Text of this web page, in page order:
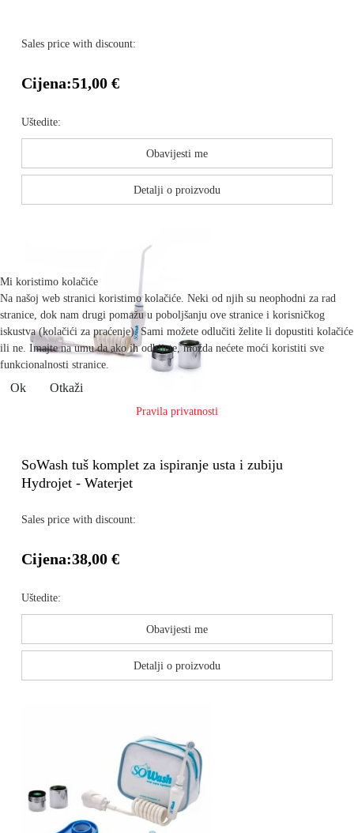
Sales price with discount:
Cijena:51,00 €
Uštedite:
Obavijesti me
Detalji o proizvodu
SoWash tuš komplet za ispiranje usta i zubiju
Hydrojet - Waterjet
Sales price with discount:
Cijena:38,00 €
Uštedite:
Obavijesti me
Detalji o proizvodu
Mi koristimo kolačiće
Na našoj web stranici koristimo kolačiće. Neki od njih su neophodni za rad
stranice, dok nam drugi pomažu u poboljšanju ove stranice i korisničkog
iskustva (kolačići za praćenje). Sami možete odlučiti želite li dopustiti kolačiće
ili ne. Imajte na umu da ako ih odbijete, možda nećete moći koristiti sve
funkcionalnosti stranice.
Ok Otkaži
Pravila privatnosti